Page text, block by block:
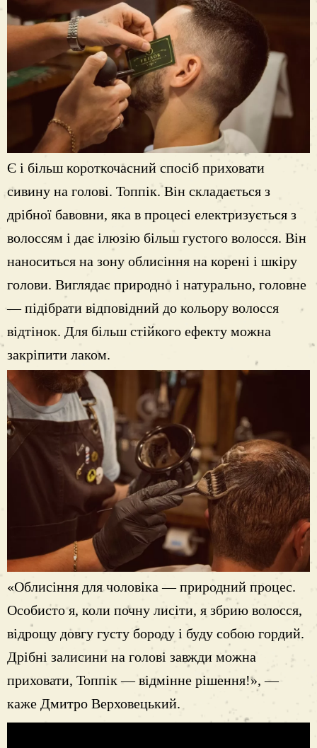
Є і більш короткочасний спосіб приховати
сивину на голові. Топпік. Він складається з
дрібної бавовни, яка в процесі електризується з
волоссям і дає ілюзію більш густого волосся. Він
наноситься на зону облисіння на корені і шкіру
голови. Виглядає природно і натурально, головне
— підібрати відповідний до кольору волосся
відтінок. Для більш стійкого ефекту можна
закріпити лаком.
«Облисіння для чоловіка — природний процес.
Особисто я, коли почну лисіти, я збрию волосся,
відрощу довгу густу бороду і буду собою гордий.
Дрібні залисини на голові завжди можна
приховати, Топпік — відмінне рішення!», —
каже Дмитро Верховецький.